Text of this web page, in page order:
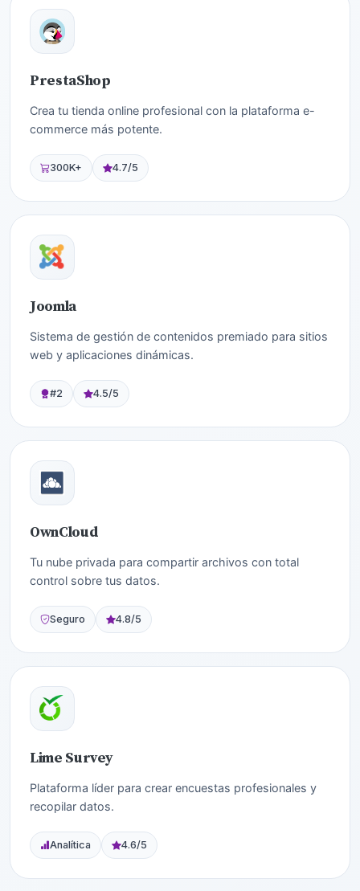
PrestaShop
Crea tu tienda online profesional con la plataforma e-
commerce más potente.
300K+ 4.7/5
Joomla
Sistema de gestión de contenidos premiado para sitios
web y aplicaciones dinámicas.
#2 4.5/5
OwnCloud
Tu nube privada para compartir archivos con total
control sobre tus datos.
Seguro 4.8/5
Lime Survey
Plataforma líder para crear encuestas profesionales y
recopilar datos.
Analítica 4.6/5